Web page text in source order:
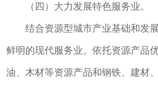
（四）大力发展特色服务业。
结合资源型城市产业基础和发展
鲜明的现代服务业。依托资源产品
油、木材等资源产品和钢铁、建材